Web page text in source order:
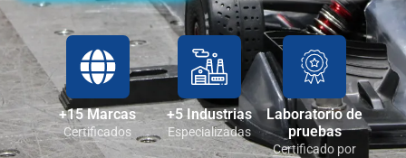
+15 Marcas
Certificados
+5 Industrias
Especializadas
Laboratorio de
pruebas
Certificado por